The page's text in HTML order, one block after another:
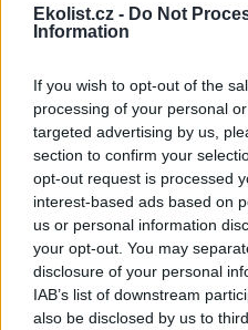
Ekolist.cz - Do Not
Information
If you wish to opt-out of the
processing of your personal
targeted advertising by us,
section to confirm your
opt-out request is processed
interest-based ads based on
us or personal information
your opt-out. You may
disclosure of your personal
IAB’s list of downstream
also be disclosed by us to
protože prý už dnes více
"Výroba elektřiny v Temelíně
elektrárně Dukovany," tvrdí